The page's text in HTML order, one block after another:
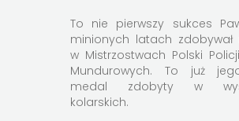
To nie pierwszy sukces
minionych latach zdobywał
w Mistrzostwach Polski
Mundurowych. To już
medal zdobyty w
kolarskich.